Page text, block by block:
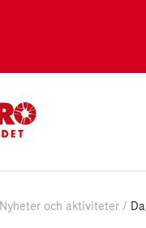
Nyheter och aktiviteter